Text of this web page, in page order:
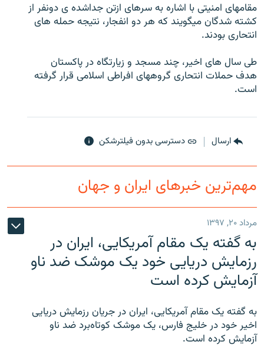
زبان‌های دیگر
مقامهای امنیتی با اشاره به سرهای ازتن جداشده ی دونفر از
کشته شدگان میگویند که هر دو انفجار، نتیجه حمله های
انتحاری بودند.
طی سال های اخیر، چند مسجد و زیارتگاه در پاکستان
هدف حملات انتحاری گروههای افراطی اسلامی قرار گرفته
است.
ارسال دسترسی بدون فیلترشکن
مهم‌ترین خبرهای ایران و جهان
مرداد ۲۰, ۱۳۹۷
به گفته یک مقام آمریکایی، ایران در
رزمایش دریایی خود یک موشک ضد ناو
آزمایش کرده است
به گفته یک مقام آمریکایی، ایران در جریان رزمایش دریایی
اخیر خود در خلیج فارس، یک موشک کوتاه‌برد ضد ناو
آزمایش کرده است.